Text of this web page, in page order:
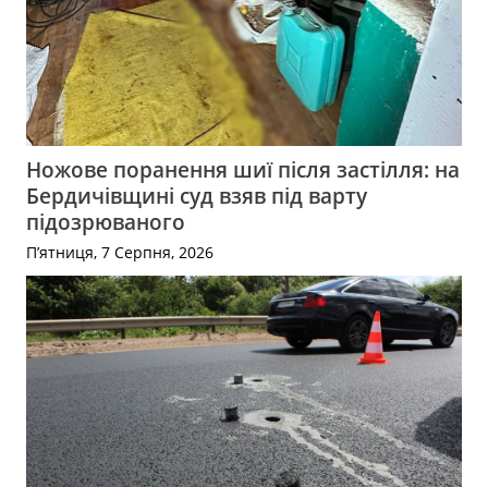
Ножове поранення шиї після застілля: на
Бердичівщині суд взяв під варту
підозрюваного
П’ятниця, 7 Серпня, 2026